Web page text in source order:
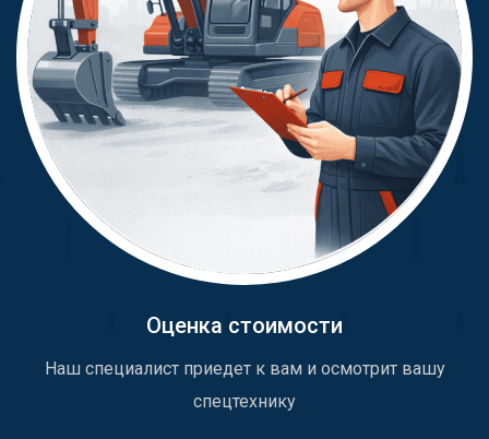
Оценка стоимости
Наш специалист приедет к вам и осмотрит вашу
спецтехнику